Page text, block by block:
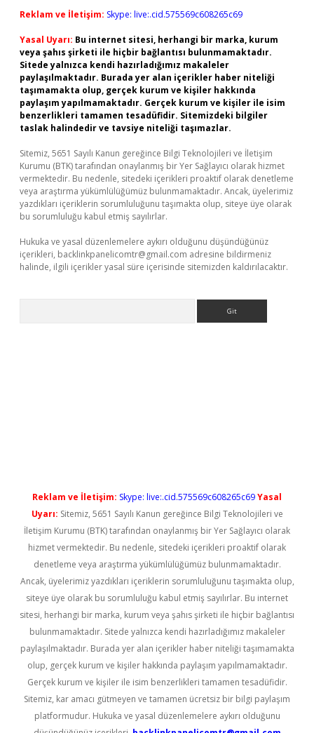
Reklam ve İletişim: Skype: live:.cid.575569c608265c69
Yasal Uyarı: Bu internet sitesi, herhangi bir marka, kurum
veya şahıs şirketi ile hiçbir bağlantısı bulunmamaktadır.
Sitede yalnızca kendi hazırladığımız makaleler
paylaşılmaktadır. Burada yer alan içerikler haber niteliği
taşımamakta olup, gerçek kurum ve kişiler hakkında
paylaşım yapılmamaktadır. Gerçek kurum ve kişiler ile isim
benzerlikleri tamamen tesadüfidir. Sitemizdeki bilgiler
taslak halindedir ve tavsiye niteliği taşımazlar.
Sitemiz, 5651 Sayılı Kanun gereğince Bilgi Teknolojileri ve İletişim
Kurumu (BTK) tarafından onaylanmış bir Yer Sağlayıcı olarak hizmet
vermektedir. Bu nedenle, sitedeki içerikleri proaktif olarak denetleme
veya araştırma yükümlülüğümüz bulunmamaktadır. Ancak, üyelerimiz
yazdıkları içeriklerin sorumluluğunu taşımakta olup, siteye üye olarak
bu sorumluluğu kabul etmiş sayılırlar.
Hukuka ve yasal düzenlemelere aykırı olduğunu düşündüğünüz
içerikleri, backlinkpanelicomtr@gmail.com adresine bildirmeniz
halinde, ilgili içerikler yasal süre içerisinde sitemizden kaldırılacaktır.
Reklam ve İletişim: Skype: live:.cid.575569c608265c69Yasal
Uyarı: Sitemiz, 5651 Sayılı Kanun gereğince Bilgi Teknolojileri ve
İletişim Kurumu (BTK) tarafından onaylanmış bir Yer Sağlayıcı olarak
hizmet vermektedir. Bu nedenle, sitedeki içerikleri proaktif olarak
denetleme veya araştırma yükümlülüğümüz bulunmamaktadır.
Ancak, üyelerimiz yazdıkları içeriklerin sorumluluğunu taşımakta olup,
siteye üye olarak bu sorumluluğu kabul etmiş sayılırlar. Bu internet
sitesi, herhangi bir marka, kurum veya şahıs şirketi ile hiçbir bağlantısı
bulunmamaktadır. Sitede yalnızca kendi hazırladığımız makaleler
paylaşılmaktadır. Burada yer alan içerikler haber niteliği taşımamakta
olup, gerçek kurum ve kişiler hakkında paylaşım yapılmamaktadır.
Gerçek kurum ve kişiler ile isim benzerlikleri tamamen tesadüfidir.
Sitemiz, kar amacı gütmeyen ve tamamen ücretsiz bir bilgi paylaşım
platformudur. Hukuka ve yasal düzenlemelere aykırı olduğunu